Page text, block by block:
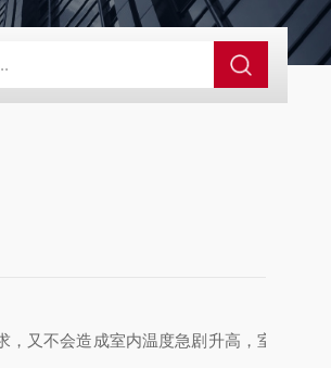
超低温空气源热泵 LH
又不会造成室内温度急剧升高，室内噪音